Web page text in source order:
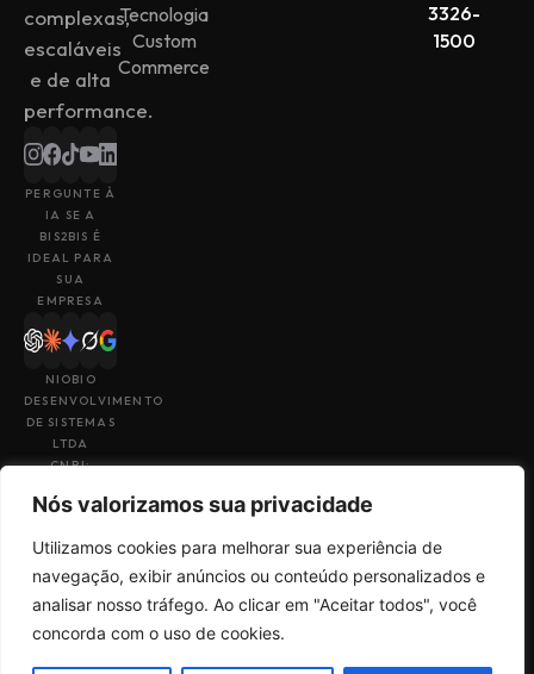
Nós valorizamos sua privacidade
Utilizamos cookies para melhorar sua experiência de
navegação, exibir anúncios ou conteúdo personalizados e
analisar nosso tráfego. Ao clicar em "Aceitar todos", você
concorda com o uso de cookies.
complexas,
escaláveis
e de alta
performance.
PERGUNTE À
IA SE A
BIS2BIS É
IDEAL PARA
SUA
EMPRESA
NIOBIO
DESENVOLVIMENTO
DE SISTEMAS
LTDA
CNPJ:
49
Tecnologia
Custom
Commerce
3326-
1500
Uma empresa do
grupoBig4Tech
Termos de Uso